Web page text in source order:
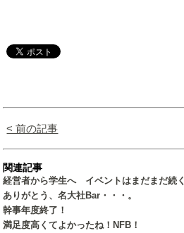
< 前の記事
関連記事
経営者から学生へ イベントはまだまだ続く
ありがとう、名大社Bar・・・。
幹事年度終了！
満足度高くてよかったね！NFB！